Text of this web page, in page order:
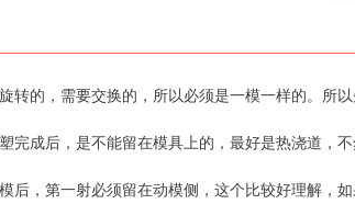
转的，需要交换的，所以必须是一模一样的。所
完成后，是不能留在模具上的，最好是热浇道，
后，第一射必须留在动模侧，这个比较好理解，